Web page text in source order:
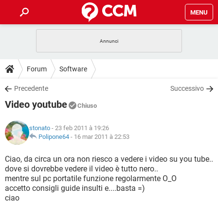
MENU
INTRATTENIMENTO
iOS
INSTAGRAM
TIKTOK
HARDWARE
GUIDE
COVID-19
INSTAGRAM
TIKTOK
HARDWARE
DOWNLOAD
COVID-19
INTRATTENIMENTO
iOS WINDOWS 10
INSTAGRAM WHATSAPP
TIKTOK FACEBOOK
HARDWARE
COVID-19
INTRATTENIMENTO
iOS WINDOWS 10
INSTAGRAM WHATSAPP
TIKTOK
GLOSSARIO
COVID-19 GAMING
INTRATTENIMENTO ANDROID
iOS WINDOWS 10
Forum Software
Precedente Successivo
Video youtube Chiuso
stonato - 23 feb 2011 à 19:26
Polipone64 - 16 mar 2011 à 22:53
Ciao, da circa un ora non riesco a vedere i video su you tube..
dove si dovrebbe vedere il video è tutto nero..
mentre sul pc portatile funzione regolarmente O_O
accetto consigli guide insulti e....basta =)
ciao